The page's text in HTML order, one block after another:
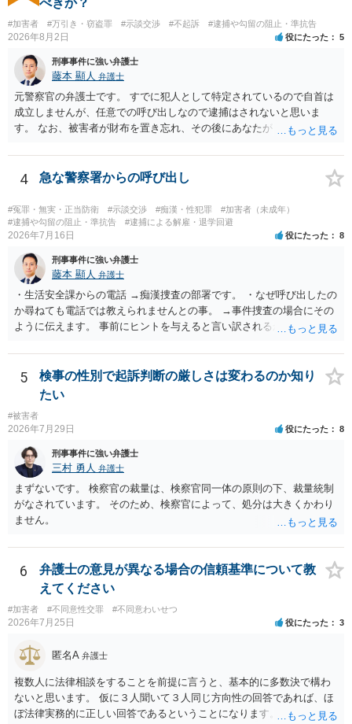
#加害者 #万引き・窃盗罪 #示談交渉 #不起訴 #逮捕や勾留の阻止・準抗告
2026年8月2日 役にたった 5
刑事事件に強い弁護士
藤本 顯人 弁護士
元警察官の弁護士です。 すでに犯人として特定されているので自首は
成立しませんが、任意での呼び出しなので逮捕はされないと思いま
す。 なお、被害者が財布を置き忘れ、その後にあなたがトイレに入
と言い逃れはかなり厳しいものと思います。
4 急な警察署からの呼び出し
#冤罪・無実・正当防衛 #示談交渉 #痴漢・性犯罪
#加害者（未成年）
#逮捕や勾留の阻止・準抗告
#逮捕による解雇・退学回避
2026年7月16日 役にたった 8
刑事事件に強い弁護士
藤本 顯人 弁護士
・生活安全課からの電話 →痴漢捜査の部署です。 ・なぜ呼び出したの
か尋ねても電話では教えられませんとの事。 →事件捜査の場合にその
ように伝えます。 事前にヒントを与えると言い訳されるからです。 ・
たり →やはり痴漢として疑われているのでは。 そもそも痴漢をやって
ないのであれば、何も疑われる筋合いは無いわけですし狼狽える必要
はないですね。
5
検事の性別で起訴判断の厳しさは変わるのか知り
たい
#被害者
2026年7月29日 役にたった 8
刑事事件に強い弁護士
三村 勇人 弁護士
まずないです。 検察官の裁量は、検察官同一体の原則の下、裁量統制
がなされています。 そのため、検察官によって、処分は大きくかわり
ません。
6
弁護士の意見が異なる場合の信頼基準について教
えてください
#加害者 #不同意性交罪 #不同意わいせつ
2026年7月25日 役にたった 3
匿名A 弁護士
複数人に法律相談をすることを前提に言うと、基本的に多数決で構わ
ないと思います。 仮に３人聞いて３人同じ方向性の回答であれば、ほ
ぼ法律実務的に正しい回答であるということになります。 ３人聞いて